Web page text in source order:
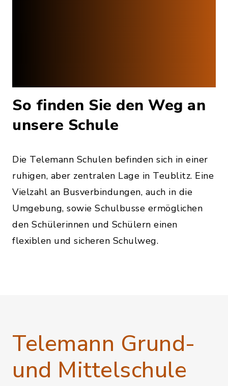
So finden Sie den Weg an
unsere Schule
Die Telemann Schulen befinden sich in einer
ruhigen, aber zentralen Lage in Teublitz. Eine
Vielzahl an Busverbindungen, auch in die
Umgebung, sowie Schulbusse ermöglichen
den Schülerinnen und Schülern einen
flexiblen und sicheren Schulweg.
Telemann Grund-
und Mittelschule